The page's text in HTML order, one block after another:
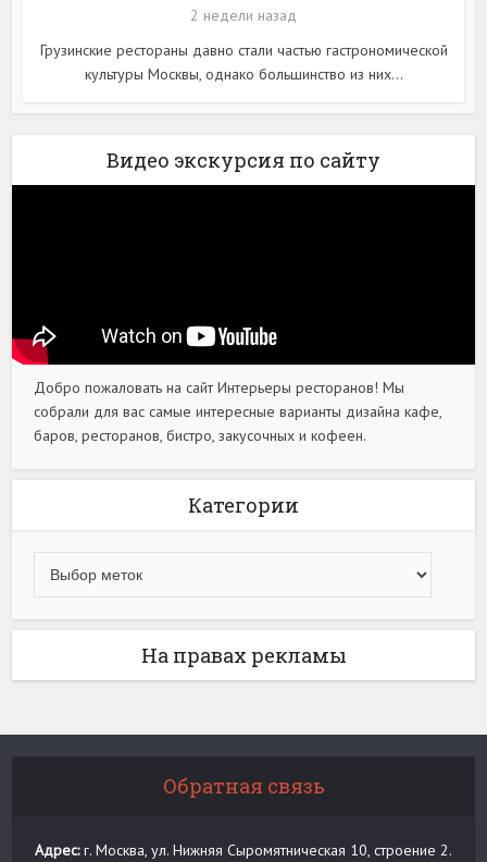
2 недели назад
Грузинские рестораны давно стали частью гастрономической
культуры Москвы, однако большинство из них...
Видео экскурсия по сайту
Добро пожаловать на сайт Интерьеры ресторанов! Мы
собрали для вас самые интересные варианты дизайна кафе,
баров, ресторанов, бистро, закусочных и кофеен.
Категории
На правах рекламы
Обратная связь
Адрес:г. Москва, ул. Нижняя Сыромятническая 10, строение 2.